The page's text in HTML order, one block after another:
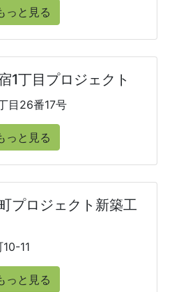
っと見る
1丁目プロジェクト
目26番17号
っと見る
プロジェクト新築工
11
っと見る